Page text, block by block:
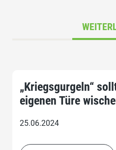
„Kriegsgurgeln“
eigenen Türe
25.06.2024